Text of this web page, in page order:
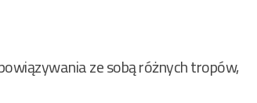
ze sobą różnych tropów,